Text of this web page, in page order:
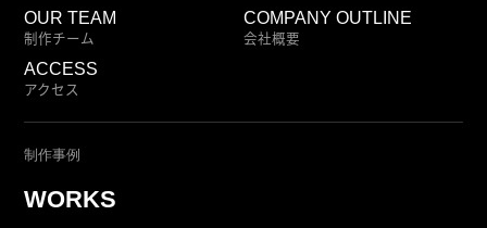
OUR TEAM
制作チーム
COMPANY OUTLINE
会社概要
ACCESS
アクセス
制作事例
WORKS